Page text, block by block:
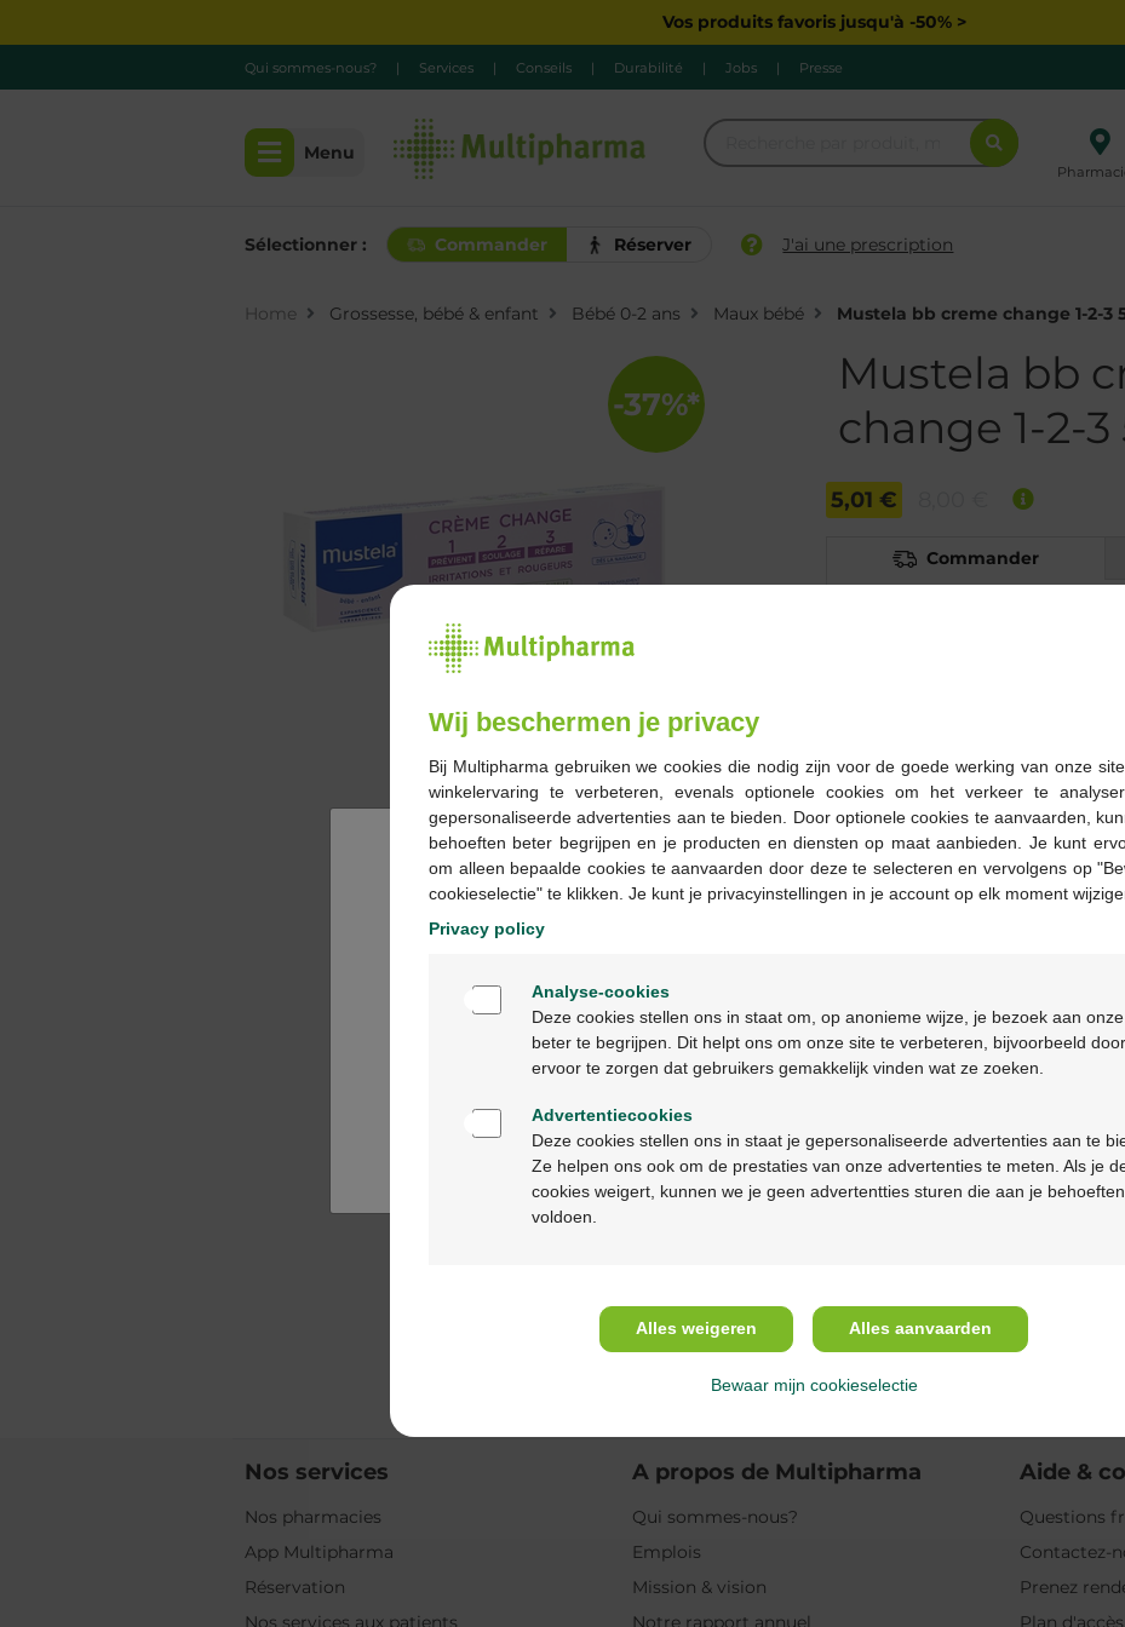
Vos produits favoris jusqu'à -50% >
Qui sommes-nous? | Services | Conseils | Durabilité | Jobs | Presse
Menu
Sélectionner : Commander Réserver J'ai une prescription
Home Grossesse, bébé & enfant Bébé 0-2 ans Maux bébé Mustela bb creme change 1-2-3
-37%*
Mustela bb
change 1-2-3
5,01 €
Commander
Les jours ouvrables
ouvrable suivant
Livraisongratuite dans votre
Description du
Propriétés
Usage
Ingrédients
Nos services
Nos pharmacies
App Multipharma
Réservation
Nos services aux patients
A propos de Multipharma
Qui sommes-nous?
Emplois
Mission & vision
Notre rapport annuel
Aide &
Questions
Contactez-
Prenez
Plan d'accès
Ga verder in het nederlands
Wij beschermen je privacy
Bij Multipharma gebruiken we cookies die nodig zijn voor de goede werking van onze
winkelervaring te verbeteren, evenals optionele cookies om het verkeer te
gepersonaliseerde advertenties aan te bieden. Door optionele cookies te aanvaarden,
behoeften beter begrijpen en je producten en diensten op maat aanbieden. Je kunt
om alleen bepaalde cookies te aanvaarden door deze te selecteren en vervolgens op
cookieselectie" te klikken. Je kunt je privacyinstellingen in je account op elk moment
Privacy policy
Analyse-cookies
Deze cookies stellen ons in staat om, op anonieme wijze, je bezoek aan
beter te begrijpen. Dit helpt ons om onze site te verbeteren, bijvoorbeeld door
ervoor te zorgen dat gebruikers gemakkelijk vinden wat ze zoeken.
Advertentiecookies
Deze cookies stellen ons in staat je gepersonaliseerde advertenties aan te
Ze helpen ons ook om de prestaties van onze advertenties te meten. Als je
cookies weigert, kunnen we je geen advertentties sturen die aan je behoeften
voldoen.
Alles weigeren Alles aanvaarden
Bewaar mijn cookieselectie